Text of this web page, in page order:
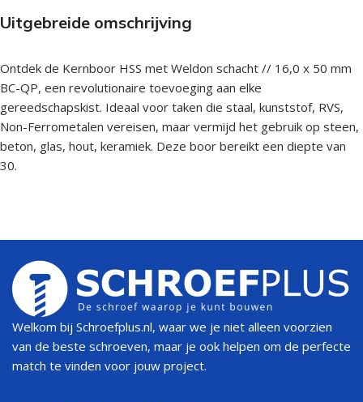
Uitgebreide omschrijving
Ontdek de Kernboor HSS met Weldon schacht // 16,0 x 50 mm
BC-QP, een revolutionaire toevoeging aan elke
gereedschapskist. Ideaal voor taken die staal, kunststof, RVS,
Non-Ferrometalen vereisen, maar vermijd het gebruik op steen,
beton, glas, hout, keramiek. Deze boor bereikt een diepte van
30.
Welkom bij Schroefplus.nl, waar we je niet alleen voorzien
van de beste schroeven, maar je ook helpen om de perfecte
match te vinden voor jouw project.